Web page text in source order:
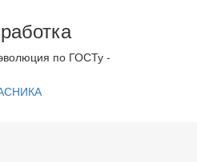
по ГОСТу -